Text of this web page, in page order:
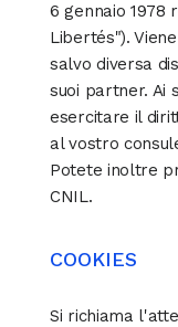
6 gennaio
Libertés").
salvo diversa
suoi partner. Ai
esercitare il
al vostro
Potete inoltre
CNIL.
COOKIES
Si richiama